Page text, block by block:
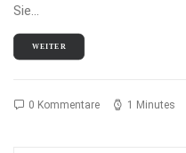
Sie…
WEITER
0 Kommentare 1 Minutes